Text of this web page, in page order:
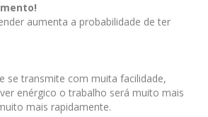
aumenta a probabilidade de ter
se transmite com muita facilidade,
enérgico o trabalho será muito mais
mais rapidamente.